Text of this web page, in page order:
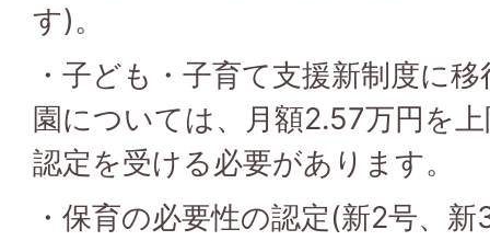
す)。
・子ども・子育て支援新制度に
園については、月額2.57万円を
認定を受ける必要があります。
・保育の必要性の認定(新2号、